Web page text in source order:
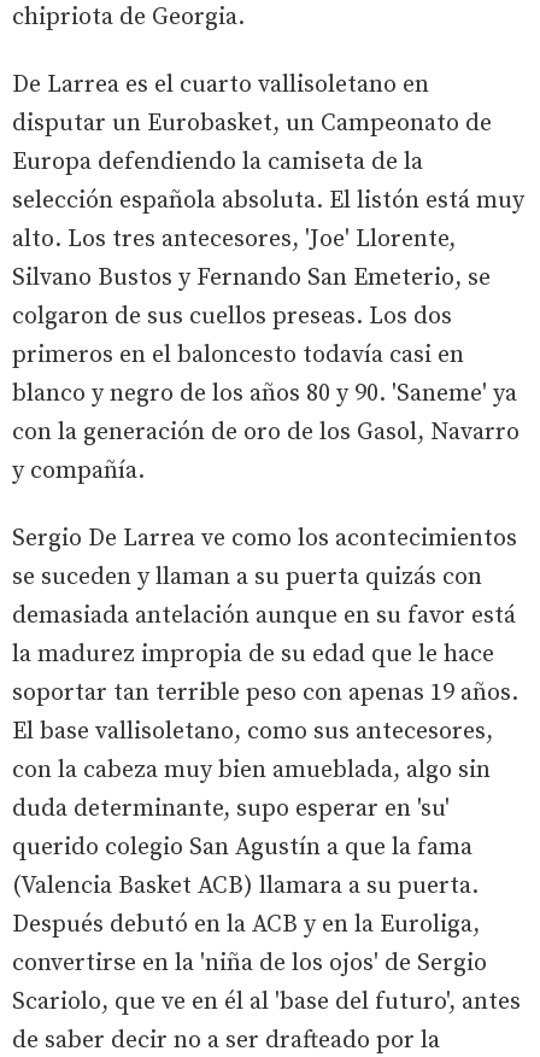
chipriota de Georgia.
De Larrea es el cuarto vallisoletano en
disputar un Eurobasket, un Campeonato de
Europa defendiendo la camiseta de la
selección española absoluta. El listón está muy
alto. Los tres antecesores, 'Joe' Llorente,
Silvano Bustos y Fernando San Emeterio, se
colgaron de sus cuellos preseas. Los dos
primeros en el baloncesto todavía casi en
blanco y negro de los años 80 y 90. 'Saneme' ya
con la generación de oro de los Gasol, Navarro
y compañía.
Sergio De Larrea ve como los acontecimientos
se suceden y llaman a su puerta quizás con
demasiada antelación aunque en su favor está
la madurez impropia de su edad que le hace
soportar tan terrible peso con apenas 19 años.
El base vallisoletano, como sus antecesores,
con la cabeza muy bien amueblada, algo sin
duda determinante, supo esperar en 'su'
querido colegio San Agustín a que la fama
(Valencia Basket ACB) llamara a su puerta.
Después debutó en la ACB y en la Euroliga,
convertirse en la 'niña de los ojos' de Sergio
Scariolo, que ve en él al 'base del futuro', antes
de saber decir no a ser drafteado por la